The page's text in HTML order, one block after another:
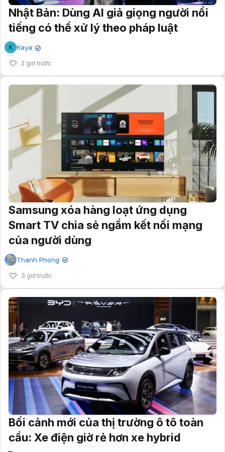
Nhật Bản: Dùng AI giả giọng người nổi
tiếng có thể xử lý theo pháp luật
K Kaya ✔
2 giờ trước
Samsung xóa hàng loạt ứng dụng
Smart TV chia sẻ ngầm kết nối mạng
của người dùng
Thanh Phong ✔
3 giờ trước
Bối cảnh mới của thị trường ô tô toàn
cầu: Xe điện giờ rẻ hơn xe hybrid